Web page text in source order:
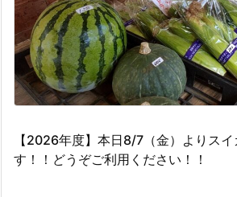
【2026年度】本日8/7（金）よりスイ
す！！どうぞご利用ください！！